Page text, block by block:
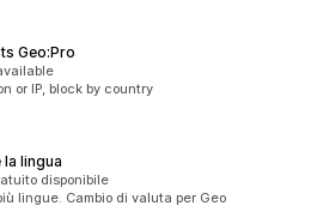
Geo:Pro
or IP, block by country
lingua
disponibile
lingue. Cambio di valuta per Geo